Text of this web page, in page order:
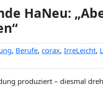
HaNeu:
, Berufe,corax,IrreLeicht,
produziert – diesmal